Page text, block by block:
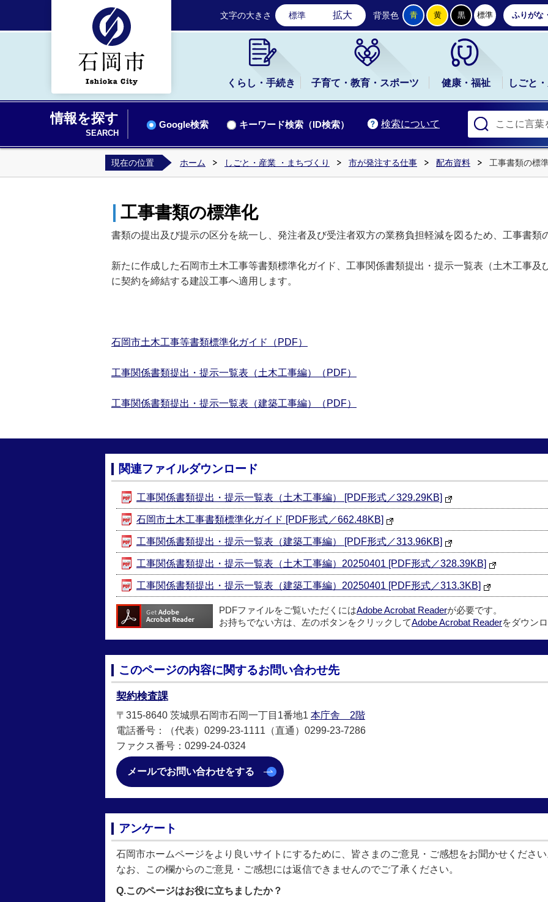
石岡市公式ホームページ
文字の大きさ 標準 拡大 背景色 青 黄 黒 標準 ふりがな
くらし・手続き 子育て・教育・スポーツ 健康・福祉 しごと
情報を探す
SEARCH
検索について
Google検索 キーワード検索（ID検索）
現在の位置 ホーム しごと・産業 ・まちづくり 市が発注する仕事 配布資料 工事書類の標
工事書類の標準化
書類の提出及び提示の区分を統一し、発注者及び受注者双方の業務負担軽減を図るため、工事書類
新たに作成した石岡市土木工事等書類標準化ガイド、 工事関係書類提出・提示一覧表（土木工事及
に契約を締結する建設工事へ適用します。
石岡市土木工事等書類標準化ガイド（PDF）
工事関係書類提出・提示一覧表（土木工事編）（PDF）
工事関係書類提出・提示一覧表（建築工事編）（PDF）
関連ファイルダウンロード
工事関係書類提出・提示一覧表（土木工事編） [PDF形式／329.29KB]
石岡市土木工事書類標準化ガイド [PDF形式／662.48KB]
工事関係書類提出・提示一覧表（建築工事編） [PDF形式／313.96KB]
工事関係書類提出・提示一覧表（土木工事編）20250401 [PDF形式／328.39KB]
工事関係書類提出・提示一覧表（建築工事編）20250401 [PDF形式／313.3KB]
PDFファイルをご覧いただくにはAdobe Acrobat Readerが必要です。
お持ちでない方は、左のボタンをクリックしてAdobe Acrobat Readerをダウン
このページの内容に関するお問い合わせ先
契約検査課
〒315-8640 茨城県石岡市石岡一丁目1番地1 本庁舎 2階
電話番号：（代表）0299-23-1111（直通）0299-23-7286
ファクス番号：0299-24-0324
メールでお問い合わせをする
アンケート
石岡市ホームページをより良いサイトにするために、皆さまのご意見・ご感想をお聞かせくださ
なお、この欄からのご意見・ご感想には返信できませんのでご了承ください。
Q.このページはお役に立ちましたか？